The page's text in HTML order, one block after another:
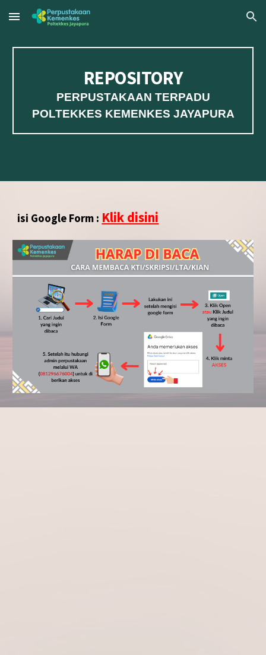
Skip to main content Skip to navigation
REPOSITORY
PERPUSTAKAAN TERPADU
POLTEKKES KEMENKES JAYAPURA
isi Google Form : Klik disini